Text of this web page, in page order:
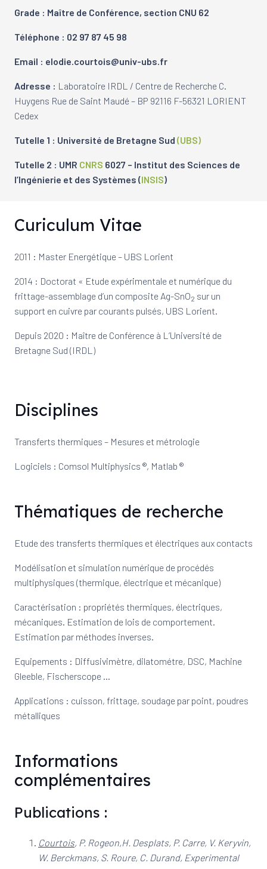
Grade : Maître de Conférence, section CNU 62
Téléphone : 02 97 87 45 98
Email : elodie.courtois@univ-ubs.fr
Adresse : Laboratoire IRDL / Centre de Recherche C.
Huygens Rue de Saint Maudé – BP 92116 F-56321 LORIENT
Cedex
Tutelle 1 : Université de Bretagne Sud (UBS)
Tutelle 2 : UMR CNRS 6027 – Institut des Sciences de
l’Ingénierie et des Systèmes (INSIS)
Curiculum Vitae
2011 : Master Energétique – UBS Lorient
2014 : Doctorat « Etude expérimentale et numérique du
frittage-assemblage d’un composite Ag-SnO2 sur un
support en cuivre par courants pulsés, UBS Lorient.
Depuis 2020 : Maître de Conférence à L’Université de
Bretagne Sud (IRDL)
Disciplines
Transferts thermiques – Mesures et métrologie
Logiciels : Comsol Multiphysics ®, Matlab ®
Thématiques de recherche
Etude des transferts thermiques et électriques aux contacts
Modélisation et simulation numérique de procédés
multiphysiques (thermique, électrique et mécanique)
Caractérisation : propriétés thermiques, électriques,
mécaniques. Estimation de lois de comportement.
Estimation par méthodes inverses.
Equipements : Diffusivimètre, dilatométre, DSC, Machine
Gleeble, Fischerscope …
Applications : cuisson, frittage, soudage par point, poudres
métalliques
Informations
complémentaires
Publications :
Courtois, P. Rogeon,H. Desplats, P. Carre, V. Keryvin,
W. Berckmans, S. Roure, C. Durand, Experimental